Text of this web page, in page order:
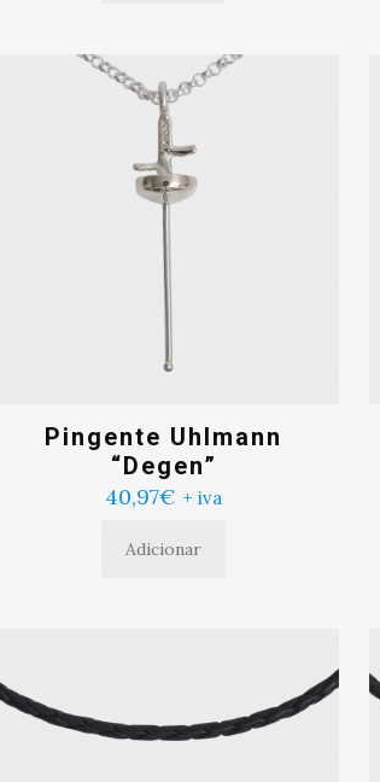
Pingente Uhlmann
“Degen”
40,97€ + iva
Adicionar